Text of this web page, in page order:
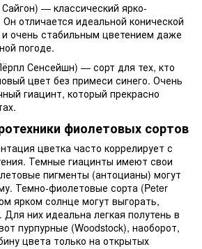
— классический ярко-
отличается идеальной конической
очень стабильным цветением даже
погоде.
Сенсейшн) — сорт для тех, кто
цвет без примеси синего. Очень
гиацинт, который прекрасно
фиолетовых сортов
цветка часто коррелирует с
Темные гиацинты имеют свои
пигменты (антоцианы) могут
Темно-фиолетовые сорта (Peter
ярком солнце могут выгорать,
них идеальна легкая полутень в
пурпурные (Woodstock), наоборот,
цвета только на открытых